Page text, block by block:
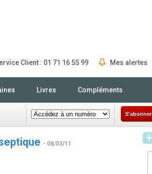
Client : 01 71 16 55 99 Mes alertes
Livres Compléments
S'abonner
- 08/03/11